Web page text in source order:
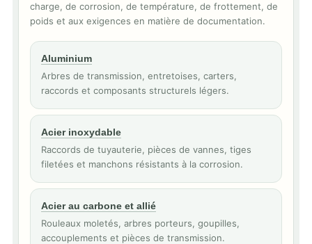
charge, de corrosion, de température, de frottement, de
poids et aux exigences en matière de documentation.
Aluminium
Arbres de transmission, entretoises, carters,
raccords et composants structurels légers.
Acier inoxydable
Raccords de tuyauterie, pièces de vannes, tiges
filetées et manchons résistants à la corrosion.
Acier au carbone et allié
Rouleaux moletés, arbres porteurs, goupilles,
accouplements et pièces de transmission.